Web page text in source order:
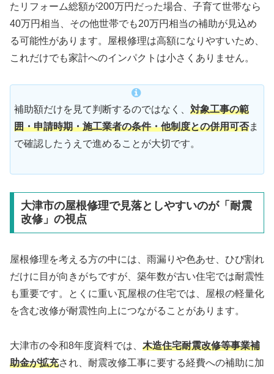
たリフォーム総額が200万円だった場合、子育て世帯なら
40万円相当、その他世帯でも20万円相当の補助が見込め
る可能性があります。屋根修理は高額になりやすいため、
これだけでも家計へのインパクトは小さくありません。
補助額だけを見て判断するのではなく、 対象工事の範
囲・申請時期・施工業者の条件・他制度との併用可否ま
で確認したうえで進めることが大切です。
大津市の屋根修理で見落としやすいのが「耐震
改修」の視点
屋根修理を考える方の中には、雨漏りや色あせ、ひび割れ
だけに目が向きがちですが、築年数が古い住宅では耐震性
も重要です。とくに重い瓦屋根の住宅では、屋根の軽量化
を含む改修が耐震性向上につながることがあります。
大津市の令和8年度資料では、 木造住宅耐震改修等事業補
助金が拡充され、耐震改修工事に要する経費への補助に加